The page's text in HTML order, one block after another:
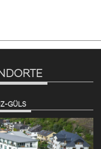
GÜLS